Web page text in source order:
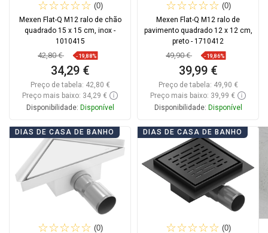
(0)
Mexen Flat-Q M12 ralo de chão
quadrado 15 x 15 cm, inox -
1010415
42,80 € -19,88%
34,29 €
Preço de tabela: 42,80 €
Preço mais baixo: 34,29 €
Disponibilidade: Disponível
Adicionar
Favoritos
Comparar
(0)
Mexen Flat-Q M12 ralo de
pavimento quadrado 12 x 12 cm,
preto - 1710412
49,90 € -19,86%
39,99 €
Preço de tabela: 49,90 €
Preço mais baixo: 39,99 €
Disponibilidade: Disponível
Adicionar
favorite_border Favoritos
Comparar
DIAS DE CASA DE BANHO
(0)
DIAS DE CASA DE BANHO
(0)